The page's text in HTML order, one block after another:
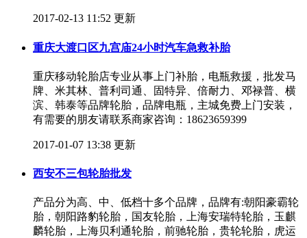
2017-02-13 11:52 更新
重庆大渡口区九宫庙24小时汽车急救补胎
重庆移动轮胎店专业从事上门补胎，电瓶救援，批发马
牌、米其林、普利司通、固特异、倍耐力、邓禄普、横
滨、韩泰等品牌轮胎，品牌电瓶，主城免费上门安装，
有需要的朋友请联系商家咨询：18623659399
2017-01-07 13:38 更新
西安不三包轮胎批发
产品分为高、中、低档十多个品牌，品牌有:朝阳豪霸轮
胎，朝阳路豹轮胎，国友轮胎，上海安瑞特轮胎，玉麒
麟轮胎，上海贝利通轮胎，前驰轮胎，贵轮轮胎，虎运